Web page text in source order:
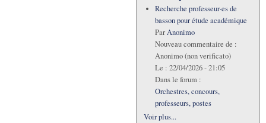
Recherche professeur·es de
basson pour étude académique
ParAnonimo
Nouveau commentaire de :
Anonimo (non verificato)
Le : 22/04/2026 - 21:05
Dans le forum :
Orchestres, concours,
professeurs, postes
Voir plus...